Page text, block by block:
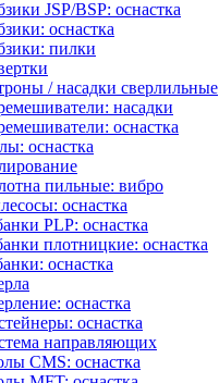
JSP/BSP: оснастка
оснастка
пилки
/ насадки сверлильные
насадки
оснастка
оснастка
пильные: вибро
оснастка
PLP: оснастка
плотницкие: оснастка
оснастка
оснастка
оснастка
направляющих
CMS: оснастка